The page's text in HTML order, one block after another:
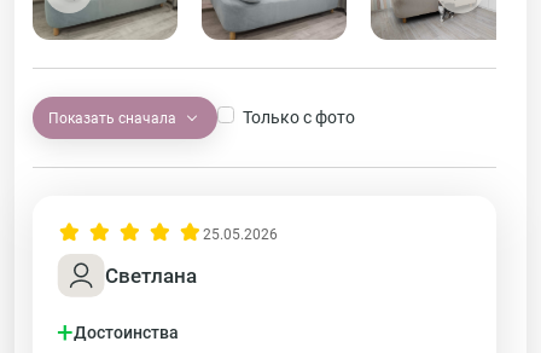
Показать сначала Только с фото
Светлана
25.05.2026
+Достоинства